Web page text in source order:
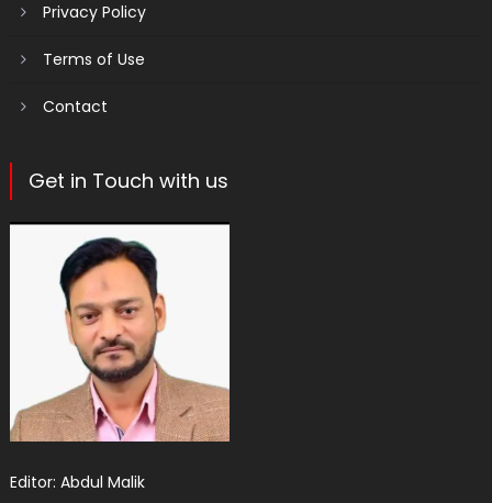
Privacy Policy
Terms of Use
Contact
Get in Touch with us
Editor: Abdul Malik